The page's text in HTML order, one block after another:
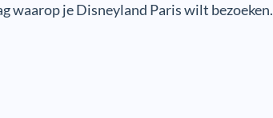
waarop je Disneyland Paris wilt bezoeken.